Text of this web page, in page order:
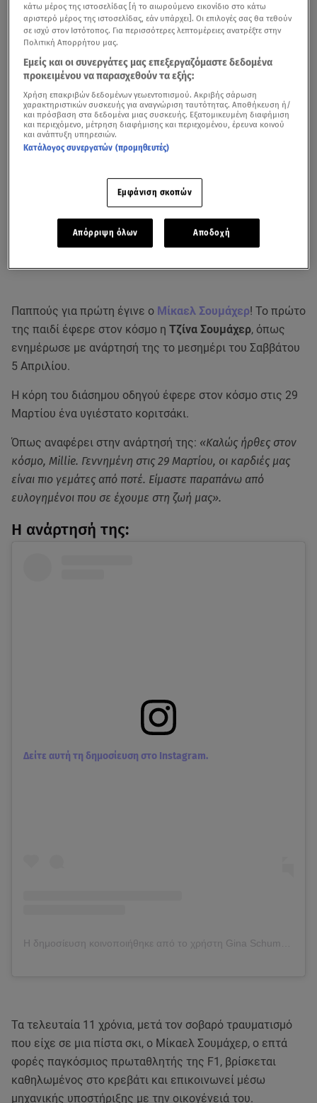
Παππούς για πρώτη έγινε ο Μίκαελ Σουμάχερ! Το πρώτο
της παιδί έφερε στον κόσμο η Τζίνα Σουμάχερ, όπως
ενημέρωσε με ανάρτησή της το μεσημέρι του Σαββάτου
5 Απριλίου.
Η κόρη του διάσημου οδηγού έφερε στον κόσμο στις 29
Μαρτίου ένα υγιέστατο κοριτσάκι.
Όπως αναφέρει στην ανάρτησή της: «Καλώς ήρθες στον
κόσμο, Millie. Γεννημένη στις 29 Μαρτίου, οι καρδιές μας
είναι πιο γεμάτες από ποτέ. Είμαστε παραπάνω από
ευλογημένοι που σε έχουμε στη ζωή μας».
Η ανάρτησή της:
Δείτε αυτή τη δημοσίευση στο Instagram.
Τα τελευταία 11 χρόνια, μετά τον σοβαρό τραυματισμό
που είχε σε μια πίστα σκι, ο Μίκαελ Σουμάχερ, ο επτά
φορές παγκόσμιος πρωταθλητής της F1, βρίσκεται
καθηλωμένος στο κρεβάτι και επικοινωνεί μέσω
μηχανικής υποστήριξης με την οικογένειά του.
κάτω μέρος της ιστοσελίδας [ή το αιωρούμενο εικονίδιο στο κάτω
αριστερό μέρος της ιστοσελίδας, εάν υπάρχει]. Οι επιλογές σας θα τεθούν
σε ισχύ στον Ιστότοπος. Για περισσότερες λεπτομέρειες ανατρέξτε στην
Πολιτική Απορρήτου μας.
Εμείς και οι συνεργάτες μας επεξεργαζόμαστε δεδομένα
προκειμένου να παρασχεθούν τα εξής:
Χρήση επακριβών δεδομένων γεωεντοπισμού. Ακριβής σάρωση
χαρακτηριστικών συσκευής για αναγνώριση ταυτότητας. Αποθήκευση ή/
και πρόσβαση στα δεδομένα μιας συσκευής. Εξατομικευμένη διαφήμιση
και περιεχόμενο, μέτρηση διαφήμισης και περιεχομένου, έρευνα κοινού
και ανάπτυξη υπηρεσιών.
Κατάλογος συνεργατών (προμηθευτές)
Εμφάνιση σκοπών
Απόρριψη όλων Αποδοχή